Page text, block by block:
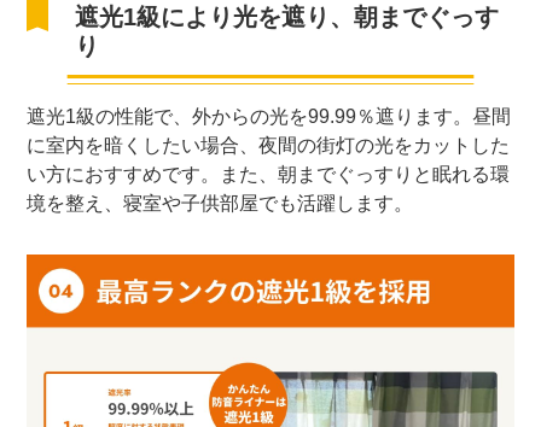
遮光1級により光を遮り、朝までぐっす
り
遮光1級の性能で、外からの光を99.99％遮ります。昼間
に室内を暗くしたい場合、夜間の街灯の光をカットした
い方におすすめです。また、朝までぐっすりと眠れる環
境を整え、寝室や子供部屋でも活躍します。